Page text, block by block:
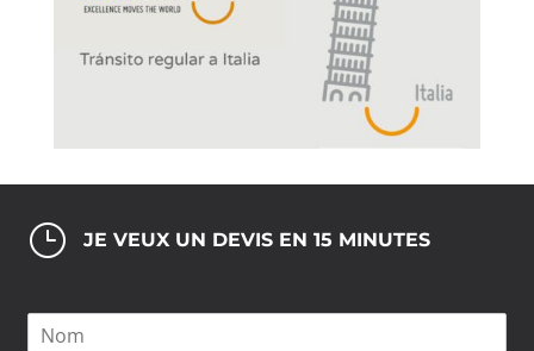
} JE VEUX UN DEVIS EN 15 MINUTES